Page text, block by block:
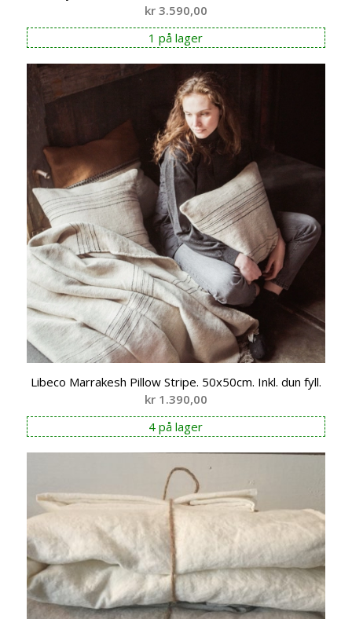
kr3.590,00
1 på lager
Libeco Marrakesh Pillow Stripe. 50x50cm. Inkl. dun fyll.
kr1.390,00
4 på lager